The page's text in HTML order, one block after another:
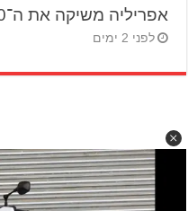
אפריליה משיקה את ה־SR GT 400 בישראל
לפני 2 ימים